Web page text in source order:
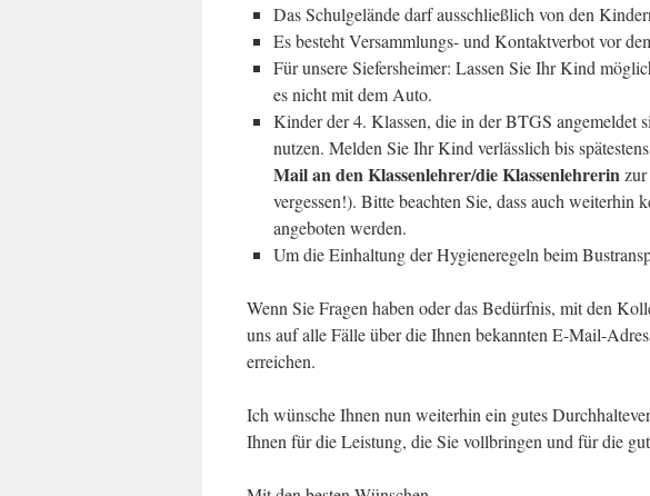
Das Schulgelände darf ausschließlich von den
Es besteht Versammlungs- und Kontaktverbot vor
Für unsere Siefersheimer: Lassen Sie Ihr Kind
es nicht mit dem Auto.
Kinder der 4. Klassen, die in der BTGS angemeldet
nutzen. Melden Sie Ihr Kind verlässlich bis
Mail an den Klassenlehrer/die Klassenlehrerin
vergessen!). Bitte beachten Sie, dass auch weiterhin
angeboten werden.
Um die Einhaltung der Hygieneregeln beim
Wenn Sie Fragen haben oder das Bedürfnis, mit den
uns auf alle Fälle über die Ihnen bekannten E-Mail-
erreichen.
Ich wünsche Ihnen nun weiterhin ein gutes
Ihnen für die Leistung, die Sie vollbringen und für die